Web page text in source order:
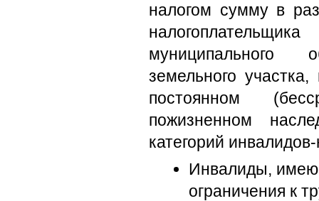
налогом сумму в
муниципального
земельного
постоянном
пожизненном
категорий
Инвалиды,
ограничения к